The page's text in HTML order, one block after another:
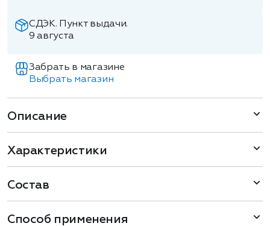
СДЭК. Пункт выдачи.
9 августа
Забрать в магазине
Выбрать магазин
Описание
Характеристики
Состав
Способ применения